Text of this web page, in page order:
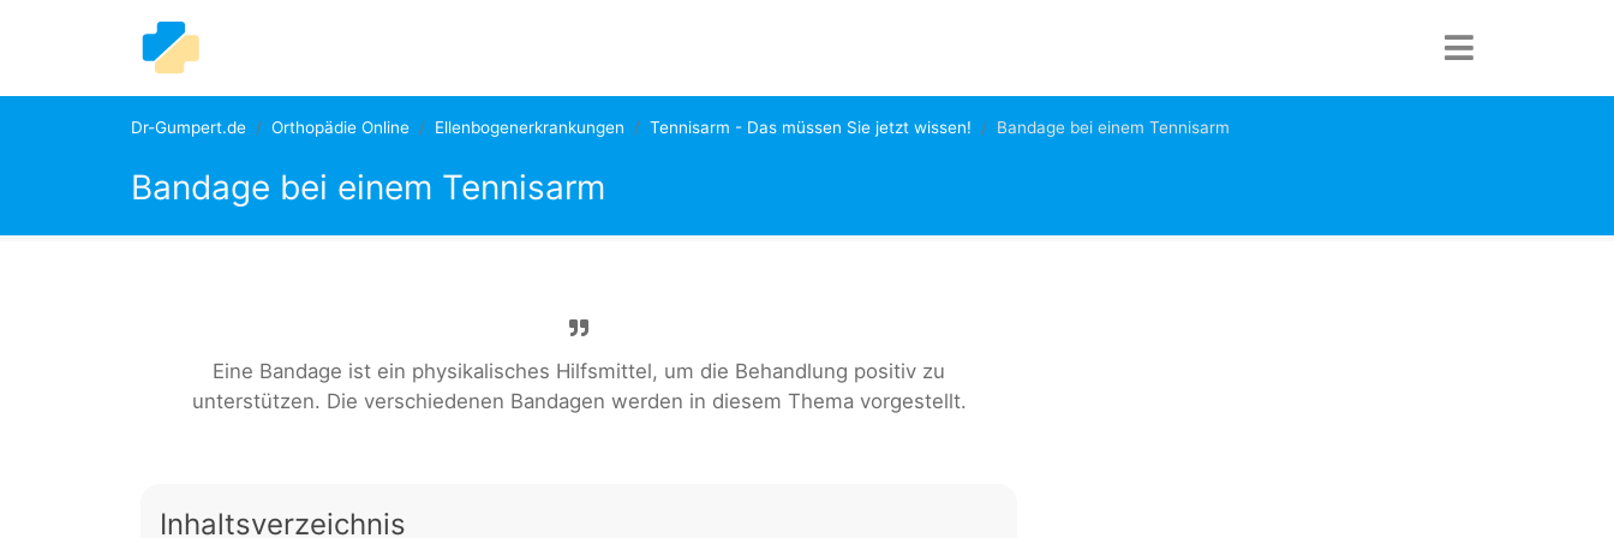
Dr-Gumpert.de Orthopädie Online Ellenbogenerkrankungen Tennisarm - Das müssen Sie jetzt wissen! Bandage bei einem Tennisarm
Bandage bei einem Tennisarm
Eine Bandage ist ein physikalisches Hilfsmittel, um die Behandlung positiv zu
unterstützen. Die verschiedenen Bandagen werden in diesem Thema vorgestellt.
Inhaltsverzeichnis